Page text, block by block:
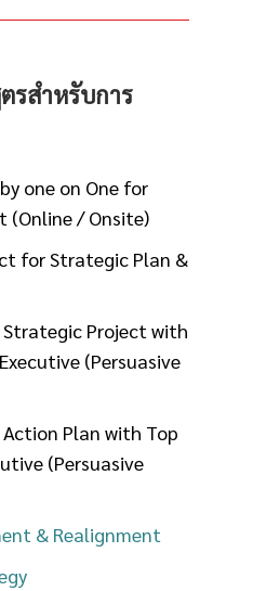
รสำหรับการ
one on One for
(Online / Onsite)
for Strategic Plan &
Project with
(Persuasive
Plan with Top
(Persuasive
& Realignment